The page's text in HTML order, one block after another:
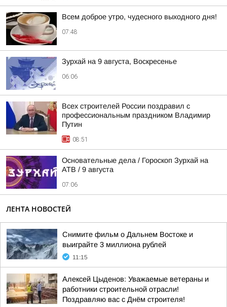
Всем доброе утро, чудесного выходного дня!
07:48
Зурхай на 9 августа, Воскресенье
06:06
Всех строителей России поздравил с
профессиональным праздником Владимир
Путин
08:51
Основательные дела / Гороскоп Зурхай на
АТВ / 9 августа
07:06
ЛЕНТА НОВОСТЕЙ
Снимите фильм о Дальнем Востоке и
выиграйте 3 миллиона рублей
11:15
Алексей Цыденов: Уважаемые ветераны и
работники строительной отрасли!
Поздравляю вас с Днём строителя!